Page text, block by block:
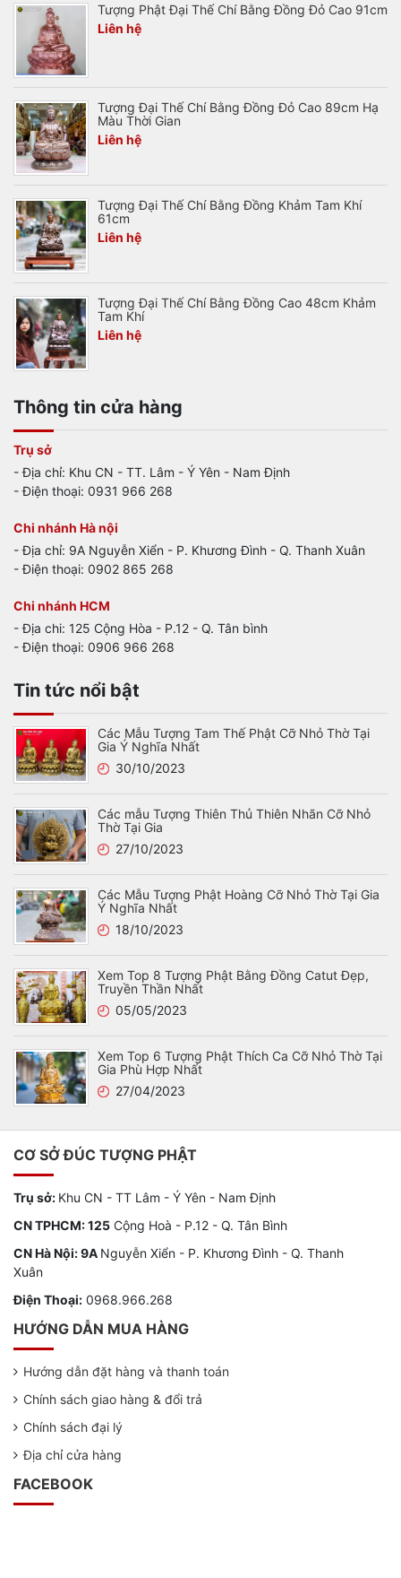
Tượng Phật Đại Thế Chí Bằng Đồng Đỏ Cao 91cm
Liên hệ
Tượng Đại Thế Chí Bằng Đồng Đỏ Cao 89cm Hạ
Màu Thời Gian
Liên hệ
Tượng Đại Thế Chí Bằng Đồng Khảm Tam Khí
61cm
Liên hệ
Tượng Đại Thế Chí Bằng Đồng Cao 48cm Khảm
Tam Khí
Liên hệ
Thông tin cửa hàng
Trụ sở
- Địa chỉ: Khu CN - TT. Lâm - Ý Yên - Nam Định
- Điện thoại: 0931 966 268
Chi nhánh Hà nội
- Địa chỉ: 9A Nguyễn Xiển - P. Khương Đình - Q. Thanh Xuân
- Điện thoại: 0902 865 268
Chi nhánh HCM
- Địa chi: 125 Cộng Hòa - P.12 - Q. Tân bình
- Điện thoại: 0906 966 268
Tin tức nổi bật
Các Mẫu Tượng Tam Thế Phật Cỡ Nhỏ Thờ Tại
Gia Ý Nghĩa Nhất
30/10/2023
Các mẫu Tượng Thiên Thủ Thiên Nhãn Cỡ Nhỏ
Thờ Tại Gia
27/10/2023
Các Mẫu Tượng Phật Hoàng Cỡ Nhỏ Thờ Tại Gia
Ý Nghĩa Nhất
18/10/2023
Xem Top 8 Tượng Phật Bằng Đồng Catut Đẹp,
Truyền Thần Nhất
05/05/2023
Xem Top 6 Tượng Phật Thích Ca Cỡ Nhỏ Thờ Tại
Gia Phù Hợp Nhất
27/04/2023
CƠ SỞ ĐÚC TƯỢNG PHẬT
Trụ sở: Khu CN - TT Lâm - Ý Yên - Nam Định
CN TPHCM: 125 Cộng Hoà - P.12 - Q. Tân Bình
CN Hà Nội: 9A Nguyễn Xiển - P. Khương Đình - Q. Thanh
Xuân
Điện Thoại: 0968.966.268
HƯỚNG DẪN MUA HÀNG
Hướng dẫn đặt hàng và thanh toán
Chính sách giao hàng & đổi trả
Chính sách đại lý
Địa chỉ cửa hàng
FACEBOOK